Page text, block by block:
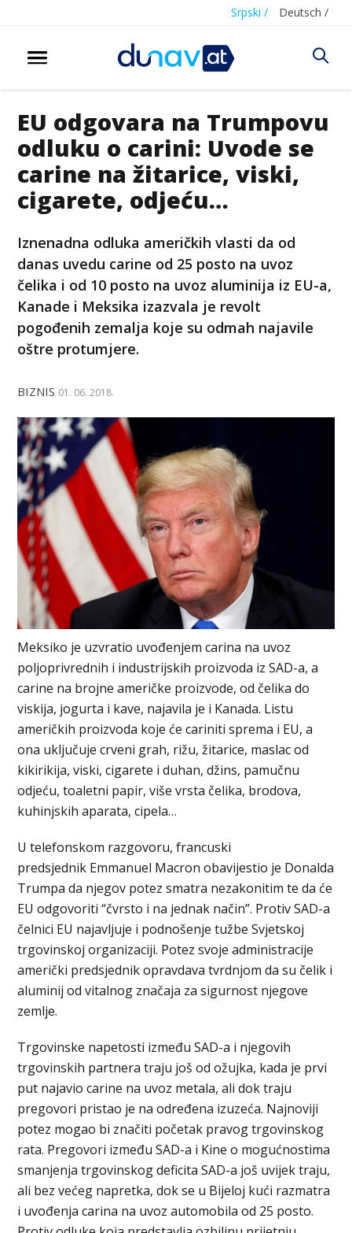
Srpski / Deutsch /
EU odgovara na Trumpovu
odluku o carini: Uvode se
carine na žitarice, viski,
cigarete, odjeću…
Iznenadna odluka američkih vlasti da od
danas uvedu carine od 25 posto na uvoz
čelika i od 10 posto na uvoz aluminija iz EU-a,
Kanade i Meksika izazvala je revolt
pogođenih zemalja koje su odmah najavile
oštre protumjere.
BIZNIS 01. 06. 2018.
Meksiko je uzvratio uvođenjem carina na uvoz
poljoprivrednih i industrijskih proizvoda iz SAD-a, a
carine na brojne američke proizvode, od čelika do
viskija, jogurta i kave, najavila je i Kanada. Listu
američkih proizvoda koje će cariniti sprema i EU, a
ona uključuje crveni grah, rižu, žitarice, maslac od
kikirikija, viski, cigarete i duhan, džins, pamučnu
odjeću, toaletni papir, više vrsta čelika, brodova,
kuhinjskih aparata, cipela…
U telefonskom razgovoru, francuski
predsjednik Emmanuel Macron obavijestio je Donalda
Trumpa da njegov potez smatra nezakonitim te da će
EU odgovoriti “čvrsto i na jednak način”. Protiv SAD-a
čelnici EU najavljuje i podnošenje tužbe Svjetskoj
trgovinskoj organizaciji. Potez svoje administracije
američki predsjednik opravdava tvrdnjom da su čelik i
aluminij od vitalnog značaja za sigurnost njegove
zemlje.
Trgovinske napetosti između SAD-a i njegovih
trgovinskih partnera traju još od ožujka, kada je prvi
put najavio carine na uvoz metala, ali dok traju
pregovori pristao je na određena izuzeća. Najnoviji
potez mogao bi značiti početak pravog trgovinskog
rata. Pregovori između SAD-a i Kine o mogućnostima
smanjenja trgovinskog deficita SAD-a još uvijek traju,
ali bez većeg napretka, dok se u Bijeloj kući razmatra
i uvođenja carina na uvoz automobila od 25 posto.